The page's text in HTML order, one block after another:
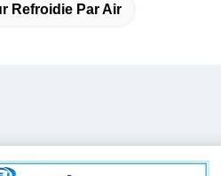
Refroidie Par Air